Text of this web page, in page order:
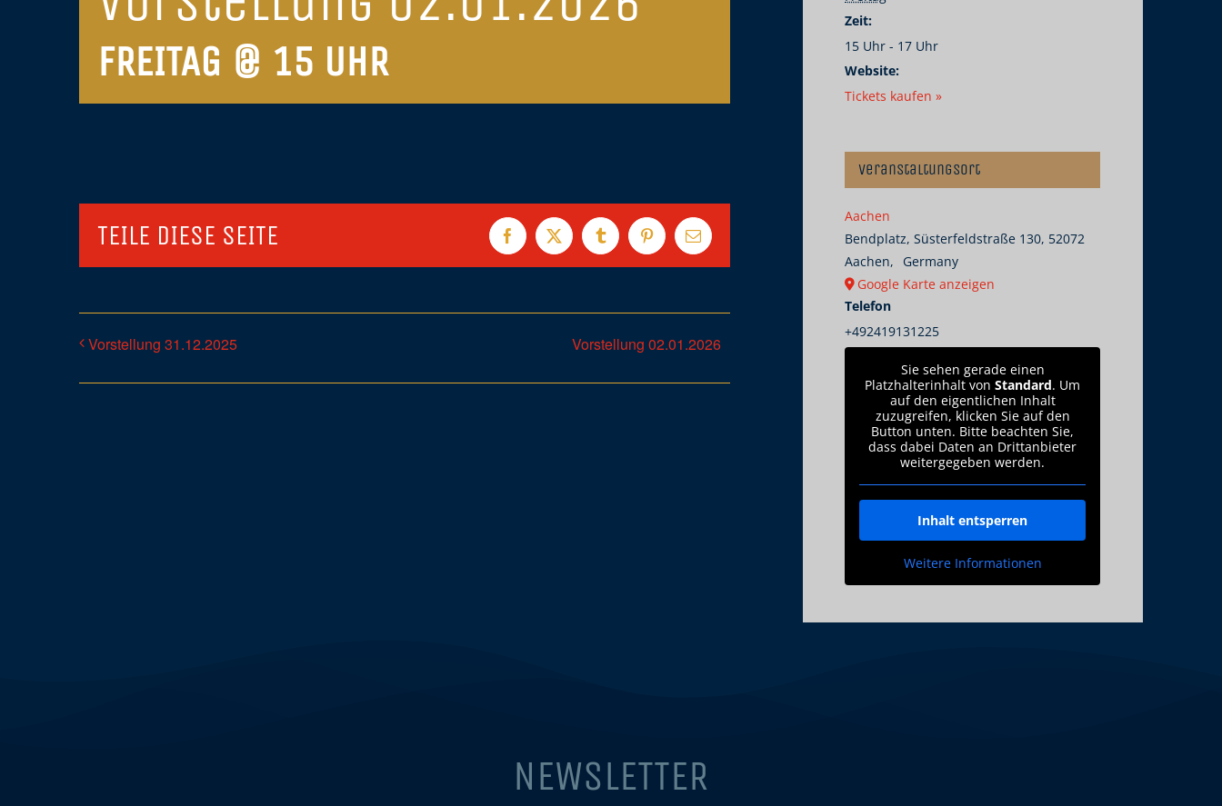
FREITAG @ 15 UHR
TEILE DIESE SEITE Facebook
X TumblrPinterest
E-
Mail
Vorstellung 31.12.2025 Vorstellung 02.01.2026
Zeit:
15 Uhr - 17 Uhr
Website:
Tickets kaufen »
Veranstaltungsort
Aachen
Bendplatz, Süsterfeldstraße 130, 52072
Aachen,
Germany
Google Karte anzeigen
Telefon
+492419131225
Sie sehen gerade einen
Platzhalterinhalt vonStandard. Um
auf den eigentlichen Inhalt
zuzugreifen, klicken Sie auf den
Button unten. Bitte beachten Sie,
dass dabei Daten an Drittanbieter
weitergegeben werden.
Inhalt entsperren
Weitere Informationen
NEWSLETTER